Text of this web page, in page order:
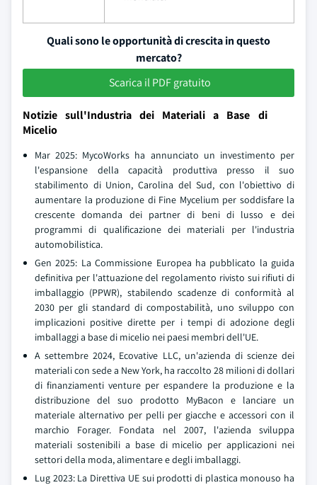
Quali sono le opportunità di crescita in questo
mercato?
Scarica il PDF gratuito
Notizie sull'Industria dei Materiali a Base di
Micelio
Mar 2025: MycoWorks ha annunciato un investimento per
l'espansione della capacità produttiva presso il suo
stabilimento di Union, Carolina del Sud, con l'obiettivo di
aumentare la produzione di Fine Mycelium per soddisfare la
crescente domanda dei partner di beni di lusso e dei
programmi di qualificazione dei materiali per l'industria
automobilistica.
Gen 2025: La Commissione Europea ha pubblicato la guida
definitiva per l'attuazione del regolamento rivisto sui rifiuti di
imballaggio (PPWR), stabilendo scadenze di conformità al
2030 per gli standard di compostabilità, uno sviluppo con
implicazioni positive dirette per i tempi di adozione degli
imballaggi a base di micelio nei paesi membri dell'UE.
A settembre 2024, Ecovative LLC, un'azienda di scienze dei
materiali con sede a New York, ha raccolto 28 milioni di dollari
di finanziamenti venture per espandere la produzione e la
distribuzione del suo prodotto MyBacon e lanciare un
materiale alternativo per pelli per giacche e accessori con il
marchio Forager. Fondata nel 2007, l'azienda sviluppa
materiali sostenibili a base di micelio per applicazioni nei
settori della moda, alimentare e degli imballaggi.
Lug 2023: La Direttiva UE sui prodotti di plastica monouso ha